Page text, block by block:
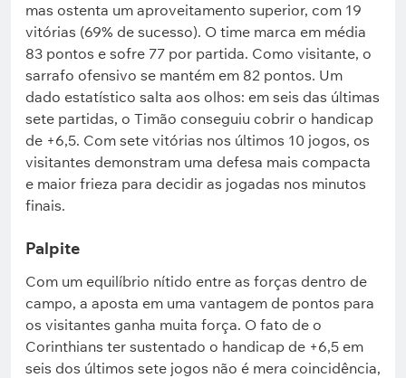
mas ostenta um aproveitamento superior, com 19
vitórias (69% de sucesso). O time marca em média
83 pontos e sofre 77 por partida. Como visitante, o
sarrafo ofensivo se mantém em 82 pontos. Um
dado estatístico salta aos olhos: em seis das últimas
sete partidas, o Timão conseguiu cobrir o handicap
de +6,5. Com sete vitórias nos últimos 10 jogos, os
visitantes demonstram uma defesa mais compacta
e maior frieza para decidir as jogadas nos minutos
finais.
Palpite
Com um equilíbrio nítido entre as forças dentro de
campo, a aposta em uma vantagem de pontos para
os visitantes ganha muita força. O fato de o
Corinthians ter sustentado o handicap de +6,5 em
seis dos últimos sete jogos não é mera coincidência,